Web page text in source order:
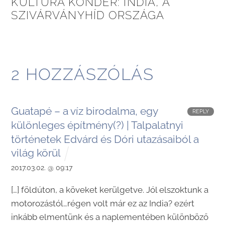
SZIVÁRVÁNYHÍD ORSZÁGA
2 HOZZÁSZÓLÁS
Guatapé – a víz birodalma, egy
különleges építmény(?) | Talpalatnyi
történetek Edvárd és Dóri utazásaiból a
világ körül
2017.03.02. @ 09:17
[…] földúton, a köveket kerülgetve. Jól elszoktunk a
motorozástól…régen volt már ez az India? ezért
inkább elmentünk és a naplementében különböző
REPLY